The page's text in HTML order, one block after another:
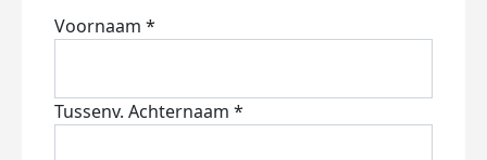
Voornaam *
Tussenv. Achternaam *